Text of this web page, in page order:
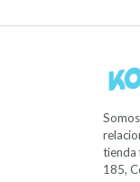
tienda
185,